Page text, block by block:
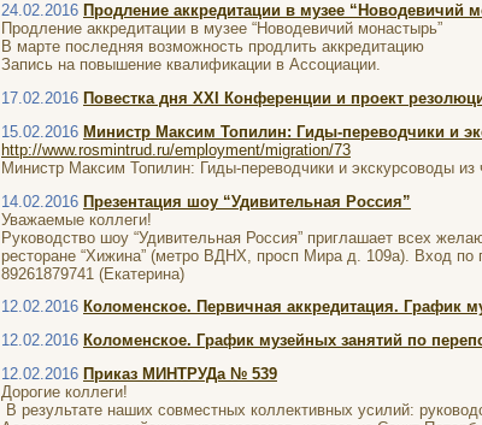
24.02.2016 Продление аккредитации в музее “Новодевичий
Продление аккредитации в музее “Новодевичий монастырь”
В марте последняя возможность продлить аккредитацию
Запись на повышение квалификации в Ассоциации.
17.02.2016 Повестка дня XXI Конференции и проект
15.02.2016 Министр Максим Топилин: Гиды-переводчики и
http://www.rosmintrud.ru/employment/migration/73
Министр Максим Топилин: Гиды-переводчики и экскурсоводы
14.02.2016 Презентация шоу “Удивительная Россия”
Уважаемые коллеги!
Руководство шоу “Удивительная Россия” приглашает всех
ресторане “Хижина” (метро ВДНХ, просп Мира д. 109а). Вход по
89261879741 (Екатерина)
12.02.2016 Коломенское. Первичная аккредитация. График
12.02.2016 Коломенское. График музейных занятий по
12.02.2016 Приказ МИНТРУДа № 539
Дорогие коллеги!
В результате наших совместных коллективных усилий: